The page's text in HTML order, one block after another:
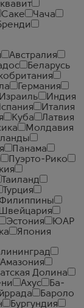
Саке
Чача
Австралия
Беларусь
Германия
Израиль
Индия
Италия
Куба
Латвия
Молдавия
Панама
Пуэрто-Рико
Таиланд
Турция
Филиппины
Швейцария
Эстония
ЮАР
Япония
Амазония
Долина
Ахус
Ба-
Бароло
Бургундия